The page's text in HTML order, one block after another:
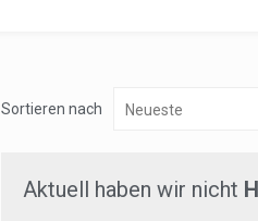
Sortieren nach
Aktuell haben wir nicht